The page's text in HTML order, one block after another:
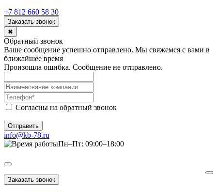
+7 812 660 58 30
Заказать звонок
✖
Обратный звонок
Ваше сообщение успешно отправлено. Мы свяжемся с вами в
ближайшее время
Произошла ошибка. Сообщение не отправлено.
Согласны на обратный звонок
Отправить
info@kb-78.ru
Пн–Пт: 09:00–18:00
Заказать звонок